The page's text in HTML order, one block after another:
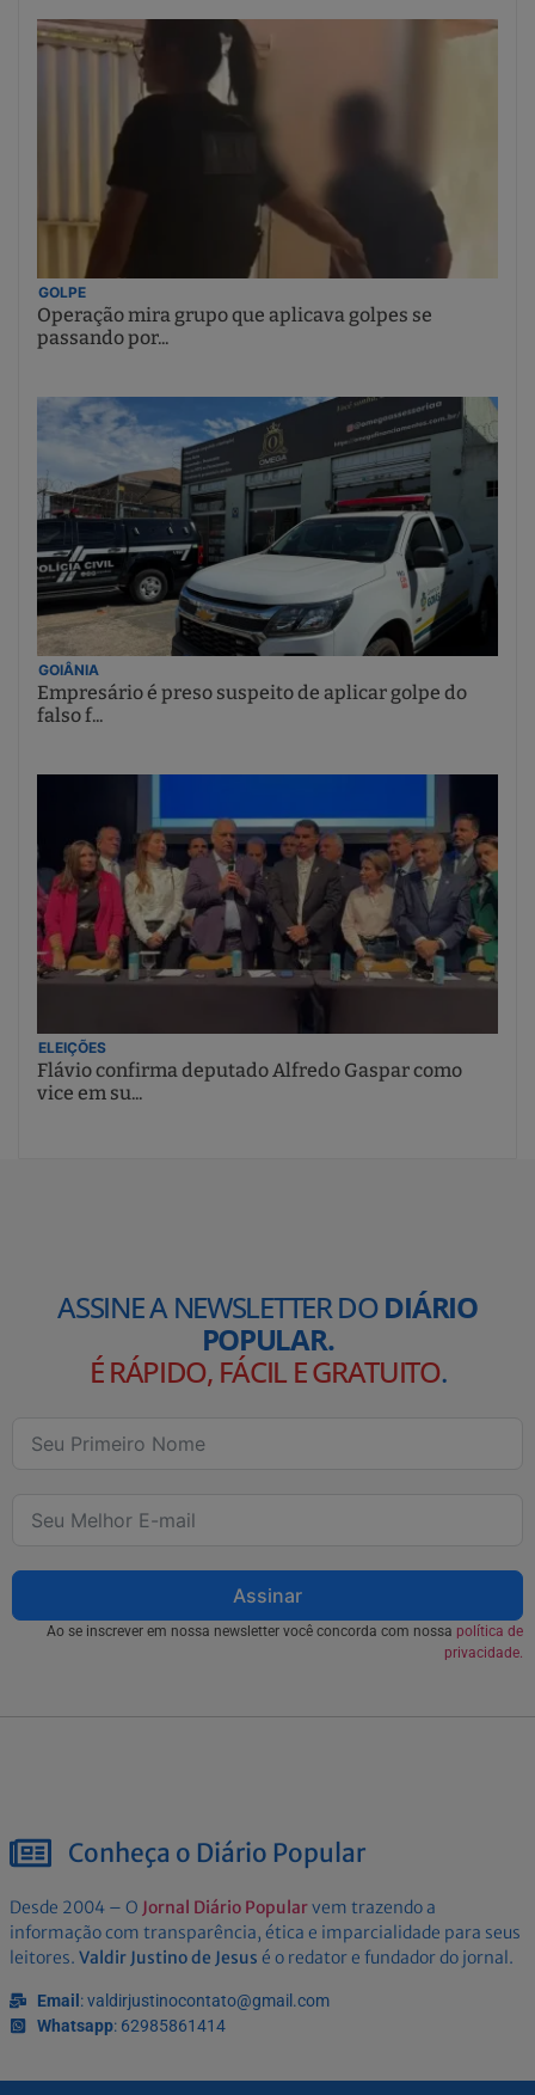
GOLPE
Operação mira grupo que aplicava golpes se
passando por...
GOIÂNIA
Empresário é preso suspeito de aplicar golpe do
falso f...
ELEIÇÕES
Flávio confirma deputado Alfredo Gaspar como
vice em su...
ASSINE A NEWSLETTER DODIÁRIO
POPULAR.
É RÁPIDO, FÁCIL E GRATUITO.
Assinar
Ao se inscrever em nossa newsletter você concorda com nossa política de
privacidade.
Conheça o Diário Popular
Desde 2004 – O Jornal Diário Popularvem trazendo a
informação com transparência, ética e imparcialidade para seus
leitores. Valdir Justino de Jesus é o redator e fundador do jornal.
Email : valdirjustinocontato@gmail.com
Whatsapp: 62985861414